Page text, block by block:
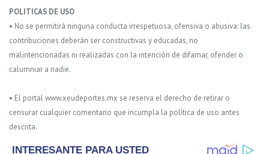
POLITICAS DE USO
• No se permitirá ninguna conducta irrespetuosa, ofensiva o abusiva: las
contribuciones deberán ser constructivas y educadas, no
malintencionadas ni realizadas con la intención de difamar, ofender o
calumniar a nadie.
• El portal www.xeudeportes.mx se reserva el derecho de retirar o
censurar cualquier comentario que incumpla la política de uso antes
descrita.